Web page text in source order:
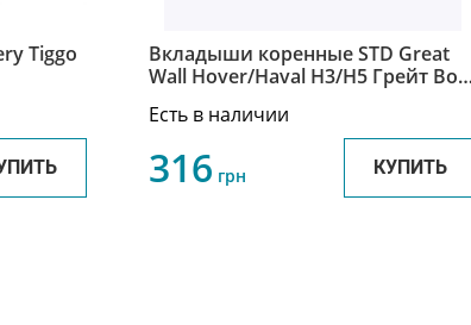
Tiggo
Вкладыши коренные STD Great
Wall Hover/Haval H3/H5 Грейт Вол
Есть в наличии
316 грн КУПИТЬ